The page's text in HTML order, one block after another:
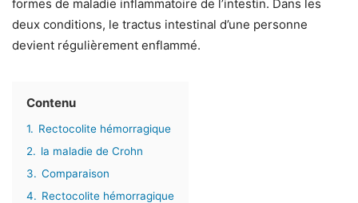
formes de maladie inflammatoire de l’intestin. Dans les
deux conditions, le tractus intestinal d’une personne
devient régulièrement enflammé.
Contenu
1. Rectocolite hémorragique
2. la maladie de Crohn
3. Comparaison
4. Rectocolite hémorragique